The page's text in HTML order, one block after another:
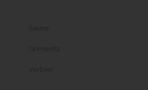
Sierre
Grimentz
Verbier